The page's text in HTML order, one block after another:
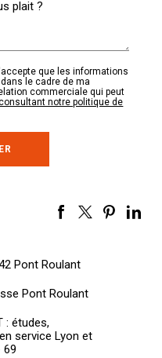
que les informations
dans le cadre de ma
commerciale qui peut
notre politique de
Pont Roulant
Pont Roulant
: études,
service Lyon et
69